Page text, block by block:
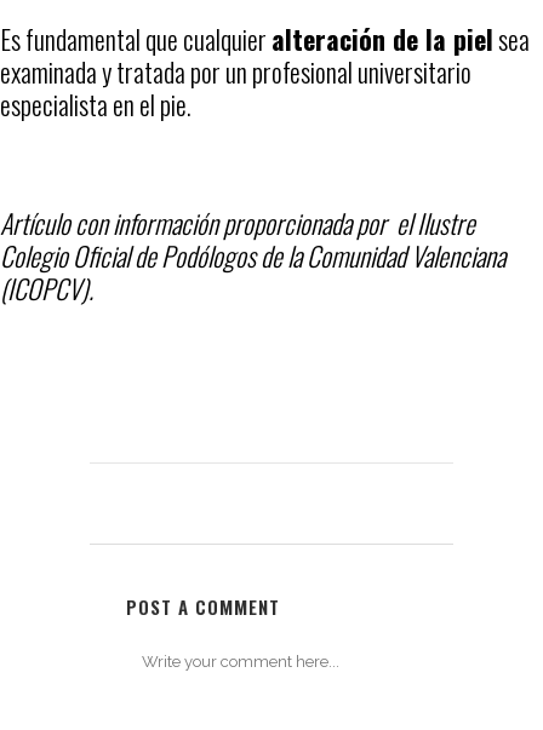
Es fundamental que cualquieralteración de la pielsea
examinada y tratada por un profesional universitario
especialista en el pie.
Artículo con información proporcionada por el Ilustre
Colegio Oficial de Podólogos de la Comunidad Valenciana
(ICOPCV).
POST A COMMENT